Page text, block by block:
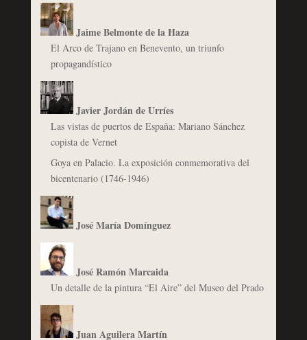
Jaime Belmonte de la Haza
El Arco de Trajano en Benevento, un triunfo
propagandístico
Javier Jordán de Urríes
Las vistas de puertos de España: Mariano Sánchez
copista de Vernet
Goya en Palacio. La exposición conmemorativa del
bicentenario (1746-1946)
José María Domínguez
José Ramón Marcaida
Un detalle de la pintura “El Aire” del Museo del Prado
Juan Aguilera Martín